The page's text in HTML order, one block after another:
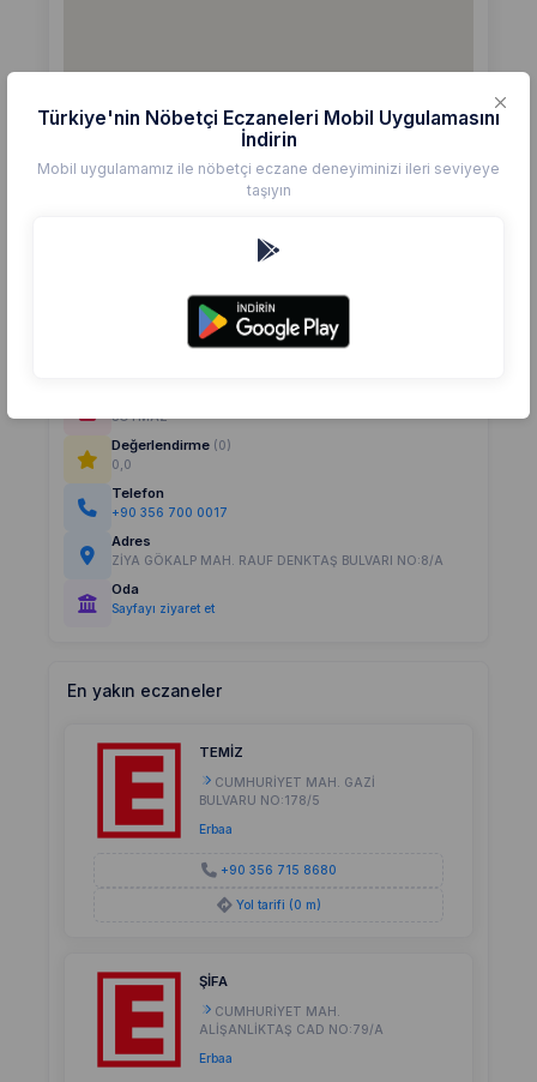
SOYMAZ
Değerlendirme (0)
0,0
Telefon
+90 356 700 0017
Adres
ZİYA GÖKALP MAH. RAUF DENKTAŞ BULVARI NO:8/A
Oda
Sayfayı ziyaret et
En yakın eczaneler
TEMİZ
CUMHURİYET MAH. GAZİ
BULVARU NO:178/5
Erbaa
+90 356 715 8680
Yol tarifi (0 m)
ŞİFA
CUMHURİYET MAH.
ALİŞANLİKTAŞ CAD NO:79/A
Erbaa
Türkiye'nin Nöbetçi Eczaneleri Mobil Uygulamasını
İndirin
Mobil uygulamamız ile nöbetçi eczane deneyiminizi ileri seviyeye
taşıyın